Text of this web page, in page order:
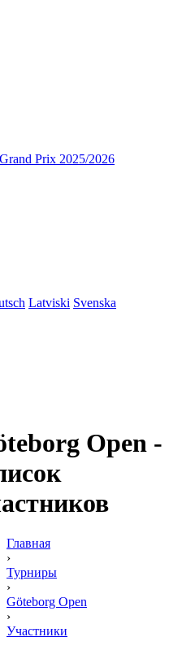
Prix 2025/2026
Latviski Svenska
Open -
Главная
›
Турниры
›
Göteborg Open
›
Участники